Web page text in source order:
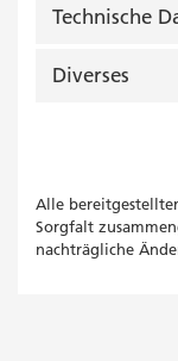
Technische
Diverses
Alle
Sorgfalt
nachträgliche